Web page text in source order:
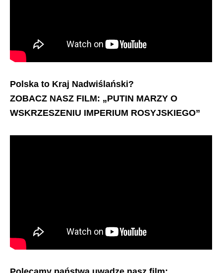
Polska to Kraj Nadwiślański?
ZOBACZ NASZ FILM: „PUTIN MARZY O
WSKRZESZENIU IMPERIUM ROSYJSKIEGO”